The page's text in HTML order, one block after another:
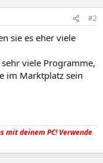
#2
sie es eher viele
viele Programme,
im Marktplatz sein
mit deinem PC! Verwende